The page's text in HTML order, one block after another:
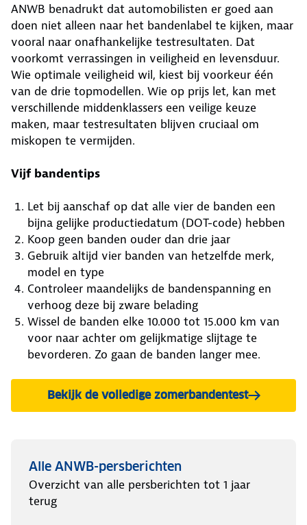
ANWB benadrukt dat automobilisten er goed aan
doen niet alleen naar het bandenlabel te kijken, maar
vooral naar onafhankelijke testresultaten. Dat
voorkomt verrassingen in veiligheid en levensduur.
Wie optimale veiligheid wil, kiest bij voorkeur één
van de drie topmodellen. Wie op prijs let, kan met
verschillende middenklassers een veilige keuze
maken, maar testresultaten blijven cruciaal om
miskopen te vermijden.
Vijf bandentips
Let bij aanschaf op dat alle vier de banden een
bijna gelijke productiedatum (DOT-code) hebben
Koop geen banden ouder dan drie jaar
Gebruik altijd vier banden van hetzelfde merk,
model en type
Controleer maandelijks de bandenspanning en
verhoog deze bij zware belading
Wissel de banden elke 10.000 tot 15.000 km van
voor naar achter om gelijkmatige slijtage te
bevorderen. Zo gaan de banden langer mee.
Bekijk de volledige zomerbandentest
Alle ANWB-persberichten
Overzicht van alle persberichten tot 1 jaar
terug